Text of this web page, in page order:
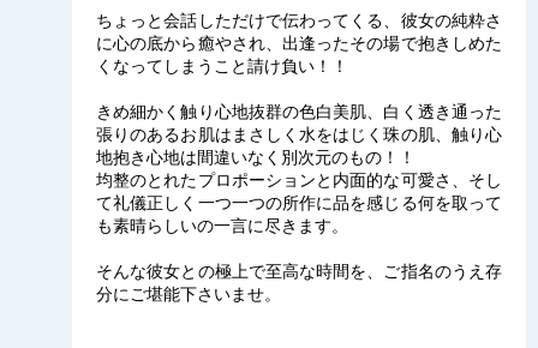
ちょっと会話しただけで伝わってくる、彼女の純粋さ
に心の底から癒やされ、出逢ったその場で抱きしめた
くなってしまうこと請け負い！！
きめ細かく触り心地抜群の色白美肌、白く透き通った
張りのあるお肌はまさしく水をはじく珠の肌、触り心
地抱き心地は間違いなく別次元のもの！！
均整のとれたプロポーションと内面的な可愛さ、そし
て礼儀正しく一つ一つの所作に品を感じる何を取って
も素晴らしいの一言に尽きます。
そんな彼女との極上で至高な時間を、ご指名のうえ存
分にご堪能下さいませ。